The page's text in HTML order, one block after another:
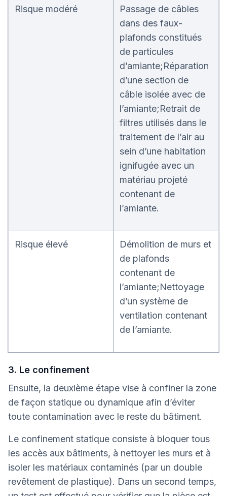
Risque modéré
Passage de câbles
dans des faux-
plafonds constitués
de particules
d’amiante;Réparation
d’une section de
câble isolée avec de
l’amiante;Retrait de
filtres utilisés dans le
traitement de l’air au
sein d’une habitation
ignifugée avec un
matériau projeté
contenant de
l’amiante.
Risque élevé
Démolition de murs et
de plafonds
contenant de
l’amiante;Nettoyage
d’un système de
ventilation contenant
de l’amiante.
3. Le confinement
Ensuite, la deuxième étape vise à confiner la zone
de façon statique ou dynamique afin d’éviter
toute contamination avec le reste du bâtiment.
Le confinement statique consiste à bloquer tous
les accès aux bâtiments, à nettoyer les murs et à
isoler les matériaux contaminés (par un double
revêtement de plastique). Dans un second temps,